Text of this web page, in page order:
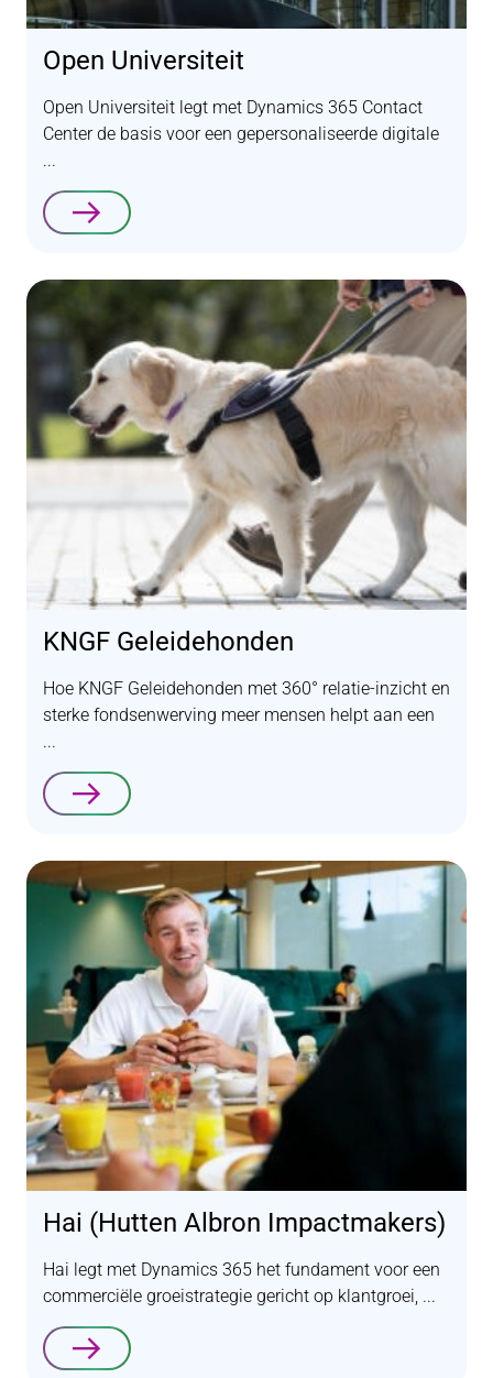
Open Universiteit
Open Universiteit legt met Dynamics 365 Contact
Center de basis voor een gepersonaliseerde digitale
...
Lees verder
KNGF Geleidehonden
Hoe KNGF Geleidehonden met 360° relatie-inzicht en
sterke fondsenwerving meer mensen helpt aan een
...
Lees verder
Hai (Hutten Albron Impactmakers)
Hai legt met Dynamics 365 het fundament voor een
commerciële groeistrategie gericht op klantgroei, ...
Lees verder